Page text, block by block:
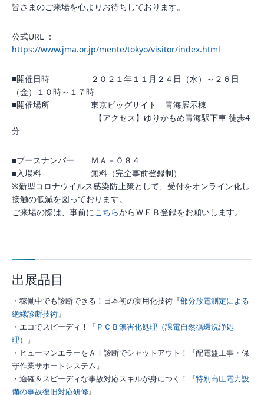
皆さまのご来場を心よりお待ちしております。
公式URL ：
https://www.jma.or.jp/mente/tokyo/visitor/index.html
■開催日時 ２０２１年１１月２４日（水）～２６日
（金）１０時～１７時
■開催場所 東京ビッグサイト 青海展示棟
【アクセス】ゆりかもめ青海駅下車 徒歩4
分
■ブースナンバー ＭＡ－０８４
■入場料 無料（完全事前登録制）
※新型コロナウイルス感染防止策として、受付をオンライン化し
接触の低減を図っております。
ご来場の際は、事前にこちらからＷＥＢ登録をお願いします。
出展品目
・稼働中でも診断できる！日本初の実用化技術『部分放電測定による
絶縁診断技術』
・エコでスピーディ！『 ＰＣＢ無害化処理（課電自然循環洗浄処
理） 』
・ヒューマンエラーをＡＩ診断でシャットアウト！『配電盤工事・保
守作業サポートシステム』
・適確＆スピーディな事故対応スキルが身につく！『特別高圧電力設
備の事故復旧対応研修』